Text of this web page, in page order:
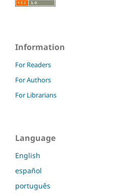
Information
For Readers
For Authors
For Librarians
Language
English
español
português